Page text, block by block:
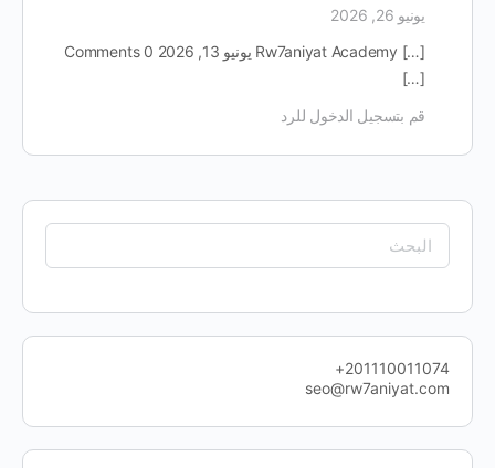
يونيو 26, 2026
[…] Rw7aniyat Academy يونيو 13, 2026 0 Comments
[…]
قم بتسجيل الدخول للرد
201110011074+
seo@rw7aniyat.com